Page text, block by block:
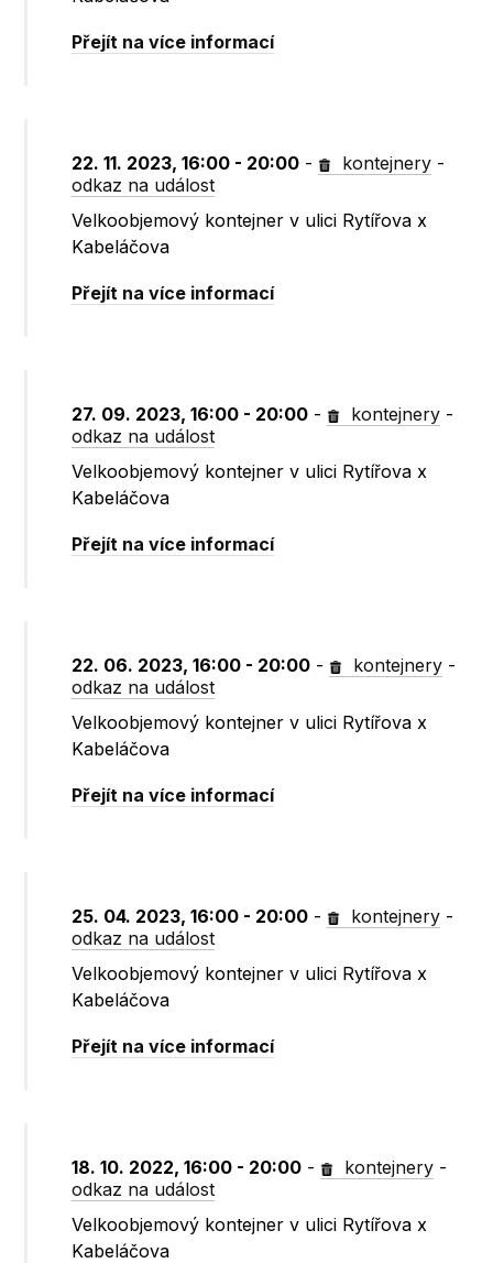
Přejít na více informací
22. 11. 2023, 16:00 - 20:00 - kontejnery -
odkaz na událost
Velkoobjemový kontejner v ulici Rytířova x
Kabeláčova
Přejít na více informací
27. 09. 2023, 16:00 - 20:00 - kontejnery -
odkaz na událost
Velkoobjemový kontejner v ulici Rytířova x
Kabeláčova
Přejít na více informací
22. 06. 2023, 16:00 - 20:00 - kontejnery -
odkaz na událost
Velkoobjemový kontejner v ulici Rytířova x
Kabeláčova
Přejít na více informací
25. 04. 2023, 16:00 - 20:00 - kontejnery -
odkaz na událost
Velkoobjemový kontejner v ulici Rytířova x
Kabeláčova
Přejít na více informací
18. 10. 2022, 16:00 - 20:00 - kontejnery -
odkaz na událost
Velkoobjemový kontejner v ulici Rytířova x
Kabeláčova